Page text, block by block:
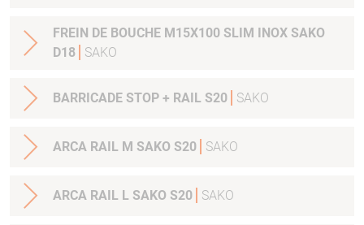
FREIN DE BOUCHE M15X100 SLIM INOX SAKO
D18
SAKO
BARRICADE STOP + RAIL S20 SAKO
ARCA RAIL M SAKO S20 SAKO
ARCA RAIL L SAKO S20 SAKO